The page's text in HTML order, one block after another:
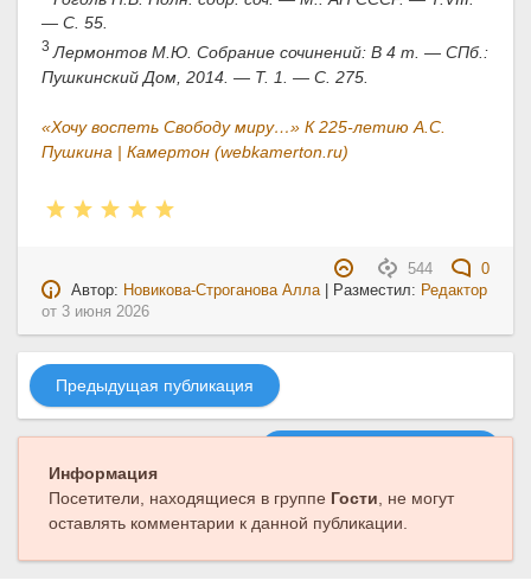
— С. 55.
3 Лермонтов М.Ю. Собрание сочинений: В 4 т. — СПб.:
Пушкинский Дом, 2014. — Т. 1. — С. 275.
«Хочу воспеть Свободу миру…» К 225-летию А.С.
Пушкина | Камертон (webkamerton.ru)
544
0
Автор: Новикова-Строганова Алла| Разместил: Редактор
от 3 июня 2026
Предыдущая публикация
Информация
Посетители, находящиеся в группе Гости , не могут
оставлять комментарии к данной публикации.